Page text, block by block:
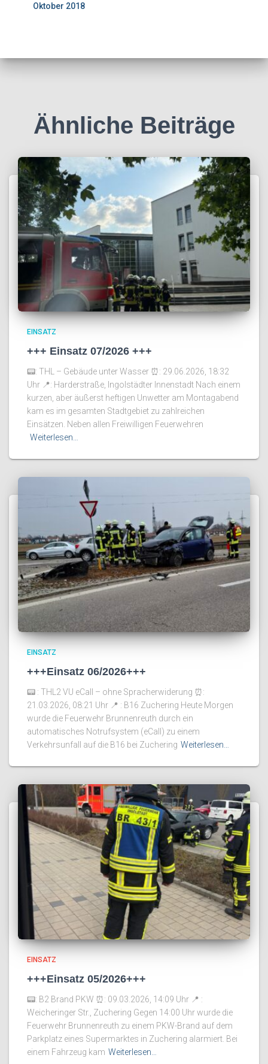
Oktober 2018
Ähnliche Beiträge
EINSATZ
+++ Einsatz 07/2026 +++
📟: THL – Gebäude unter Wasser ⏰️: 29.06.2026, 18:32
Uhr 📍: Harderstraße, Ingolstädter Innenstadt Nach einem
kurzen, aber äußerst heftigen Unwetter am Montagabend
kam es im gesamten Stadtgebiet zu zahlreichen
Einsätzen. Neben allen Freiwilligen Feuerwehren
Weiterlesen…
EINSATZ
+++Einsatz 06/2026+++
📟 : THL2 VU eCall – ohne Spracherwiderung ⏰️:
21.03.2026, 08:21 Uhr 📍 : B16 Zuchering Heute Morgen
wurde die Feuerwehr Brunnenreuth durch ein
automatisches Notrufsystem (eCall) zu einem
Verkehrsunfall auf die B16 bei Zuchering Weiterlesen…
EINSATZ
+++Einsatz 05/2026+++
📟: B2 Brand PKW ⏰️: 09.03.2026, 14:09 Uhr 📍 :
Weicheringer Str., Zuchering Gegen 14:00 Uhr wurde die
Feuerwehr Brunnenreuth zu einem PKW-Brand auf dem
Parkplatz eines Supermarktes in Zuchering alarmiert. Bei
einem Fahrzeug kam Weiterlesen…